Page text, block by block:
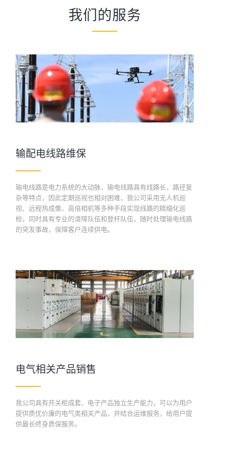
我们的服务
输配电线路维保
输电线路是电力系统的大动脉，输电线路具有线路长，路径复
杂等特点，因此定期巡视也相对困难，我公司采用无人机巡
视、远程热成像、高倍相机等多种手段实现线路的精细化巡
检，同时具有专业的清障队伍和登杆队伍，随时处理输电线路
的突发事故，保障客户连续供电。
电气相关产品销售
我公司具有开关柜成套、电子产品独立生产能力，可以为用户
提供质优价廉的电气类相关产品，并结合运维服务，给用户提
供最长终身质保服务。